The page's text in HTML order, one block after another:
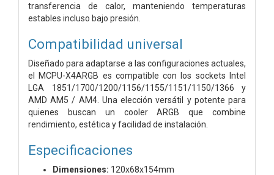
transferencia de calor, manteniendo temperaturas
estables incluso bajo presión.
Compatibilidad universal
Diseñado para adaptarse a las configuraciones actuales,
el MCPU-X4ARGB es compatible con los sockets Intel
LGA 1851/1700/1200/1156/1155/1151/1150/1366 y
AMD AM5 / AM4. Una elección versátil y potente para
quienes buscan un cooler ARGB que combine
rendimiento, estética y facilidad de instalación.
Especificaciones
Dimensiones: 120x68x154mm